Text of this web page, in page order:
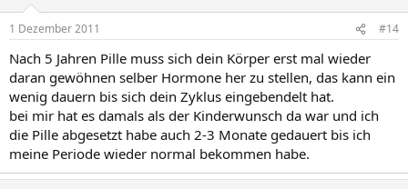
1 Dezember 2011 #14
Nach 5 Jahren Pille muss sich dein Körper erst mal wieder
daran gewöhnen selber Hormone her zu stellen, das kann ein
wenig dauern bis sich dein Zyklus eingebendelt hat.
bei mir hat es damals als der Kinderwunsch da war und ich
die Pille abgesetzt habe auch 2-3 Monate gedauert bis ich
meine Periode wieder normal bekommen habe.